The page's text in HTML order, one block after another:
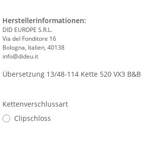
Herstellerinformationen:
DID EUROPE S.R.L.
Via del Fonditore 16
Bologna, Italien, 40138
info@dideu.it
Übersetzung 13/48-114 Kette 520 VX3 B&B
Kettenverschlussart
Clipschloss